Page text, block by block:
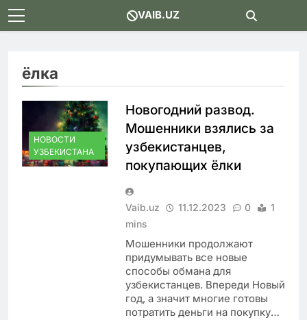
Skip
to
VAIB.UZ
ёлка
НОВОСТИ
УЗБЕКИСТАНА
Новогодний развод.
Мошенники взялись за
узбекистанцев,
покупающих ёлки
Vaib.uz 11.12.2023 0
1
mins
Мошенники продолжают
придумывать все новые
способы обмана для
узбекистанцев. Впереди Новый
год, а значит многие готовы
потратить деньги на покупку…